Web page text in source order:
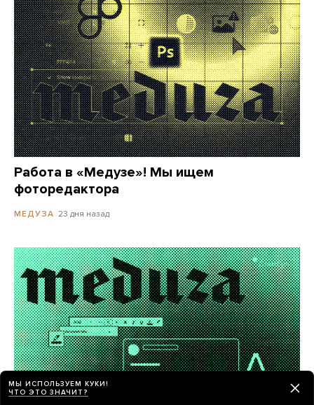
Работа в «Медузе»! Мы ищем
фоторедактора
МЕДУЗА 23 дня назад
МЫ ИСПОЛЬЗУЕМ КУКИ!
ЧТО ЭТО ЗНАЧИТ?